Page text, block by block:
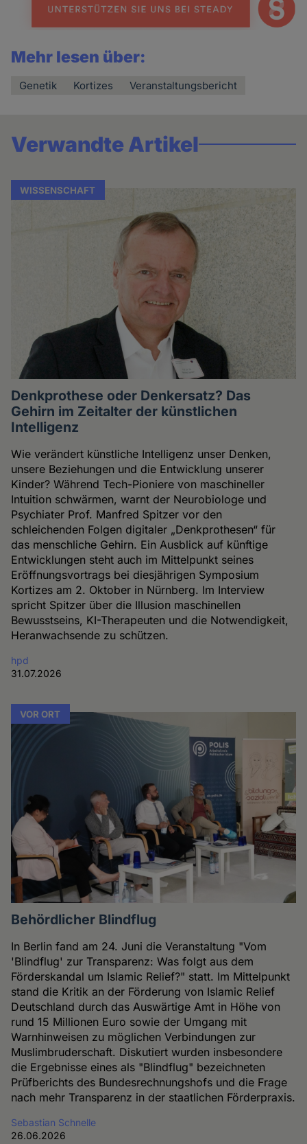
Mehr lesen über:
Genetik Kortizes Veranstaltungsbericht
Verwandte Artikel
WISSENSCHAFT
Denkprothese oder Denkersatz? Das
Gehirn im Zeitalter der künstlichen
Intelligenz
Wie verändert künstliche Intelligenz unser Denken,
unsere Beziehungen und die Entwicklung unserer
Kinder? Während Tech-Pioniere von maschineller
Intuition schwärmen, warnt der Neurobiologe und
Psychiater Prof. Manfred Spitzer vor den
schleichenden Folgen digitaler „Denkprothesen“ für
das menschliche Gehirn. Ein Ausblick auf künftige
Entwicklungen steht auch im Mittelpunkt seines
Eröffnungsvortrags bei diesjährigen Symposium
Kortizes am 2. Oktober in Nürnberg. Im Interview
spricht Spitzer über die Illusion maschinellen
Bewusstseins, KI-Therapeuten und die Notwendigkeit,
Heranwachsende zu schützen.
hpd
31.07.2026
VOR ORT
Behördlicher Blindflug
In Berlin fand am 24. Juni die Veranstaltung "Vom
'Blindflug' zur Transparenz: Was folgt aus dem
Förderskandal um Islamic Relief?" statt. Im Mittelpunkt
stand die Kritik an der Förderung von Islamic Relief
Deutschland durch das Auswärtige Amt in Höhe von
rund 15 Millionen Euro sowie der Umgang mit
Warnhinweisen zu möglichen Verbindungen zur
Muslimbruderschaft. Diskutiert wurden insbesondere
die Ergebnisse eines als "Blindflug" bezeichneten
Prüfberichts des Bundesrechnungshofs und die Frage
nach mehr Transparenz in der staatlichen Förderpraxis.
Sebastian Schnelle
26.06.2026